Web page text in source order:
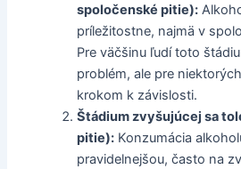
spoločenské pitie):
príležitostne, najmä v
Pre väčšinu ľudí toto
problém, ale pre
krokom k závislosti.
Štádium zvyšujúcej sa
pitie): Konzumácia
pravidelnejšou, často na